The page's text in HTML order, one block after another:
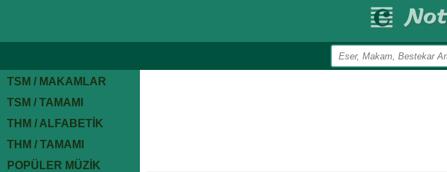
TSM / MAKAMLAR
TSM / TAMAMI
THM / ALFABETİK
THM / TAMAMI
POPÜLER MÜZİK